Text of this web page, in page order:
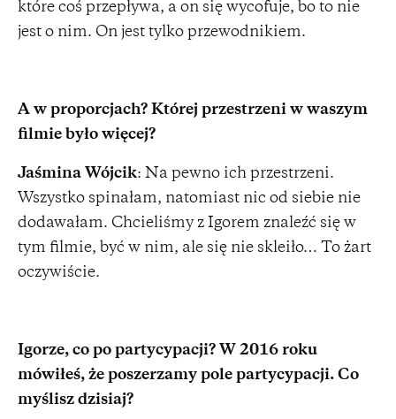
które coś przepływa, a on się wycofuje, bo to nie
jest o nim. On jest tylko przewodnikiem.
A w proporcjach? Której przestrzeni w waszym
filmie było więcej?
Jaśmina Wójcik: Na pewno ich przestrzeni.
Wszystko spinałam, natomiast nic od siebie nie
dodawałam. Chcieliśmy z Igorem znaleźć się w
tym filmie, być w nim, ale się nie skleiło… To żart
oczywiście.
Igorze, co po partycypacji? W 2016 roku
mówiłeś, że poszerzamy pole partycypacji. Co
myślisz dzisiaj?